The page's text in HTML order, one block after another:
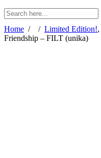
Home / / Limited Edition!,
Friendship – FILT (unika)